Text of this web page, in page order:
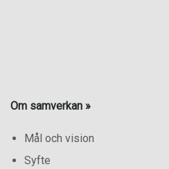
Om samverkan »
Mål och vision
Syfte